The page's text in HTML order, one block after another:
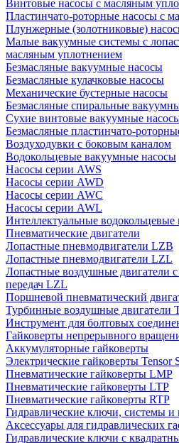
Винтовые насосы с масляным
Пластинчато-роторные насосы с
Плунжерные (золотниковые)
Малые вакуумные системы с
масляным уплотнением
Безмасляные вакуумные насосы
Безмасляные кулачковые насосы
Механические бустерные насосы
Безмасляные спиральные
Сухие винтовые вакуумные
Безмасляные пластинчато-
Воздуходувки с боковым каналом
Водокольцевые вакуумные насосы
Насосы серии AWS
Насосы серии AWD
Насосы серии AWC
Насосы серии AWL
Интеллектуальные водокольцевые
Пневматические двигатели
Лопастные пневмодвигатели LZB
Лопастные пневмодвигатели LZL
Лопастные воздушные двигатели
передач LZL
Поршневой пневматический
Турбинные воздушные двигатели
Инструмент для болтовых
Гайковерты непрерывного
Аккумуляторные гайковерты
Электрические гайковерты Tensor
Пневматические гайковерты LMP
Пневматические гайковерты LTP
Пневматические гайковерты RTP
Гидравлические ключи, системы и
Аксессуары для гидравлических
Гидравлические ключи с